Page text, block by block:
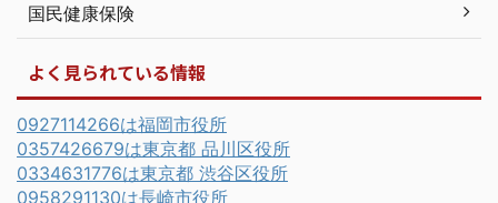
国民健康保険
よく見られている情報
0927114266は福岡市役所
0357426679は東京都 品川区役所
0334631776は東京都 渋谷区役所
0958291130は長崎市役所